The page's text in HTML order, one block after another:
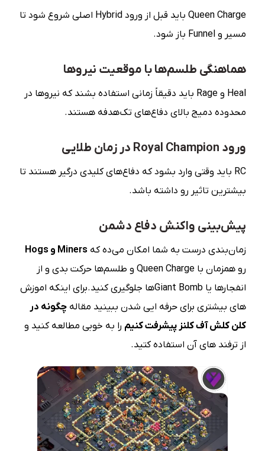
Queen Charge باید قبل از ورود Hybrid اصلی شروع شود تا
مسیر و Funnel باز شود.
هماهنگی طلسم‌ها با موقعیت نیروها
Heal و Rage باید دقیقاً زمانی استفاده بشند که نیروها در
محدوده دمیج بالای دفاع‌های تک‌هدفه هستند.
ورود Royal Champion در زمان طلایی
RC باید وقتی وارد بشود که دفاع‌های کلیدی درگیر هستند تا
بیشترین تاثیر رو داشته باشد.
پیش‌بینی واکنش دفاع دشمن
زمان‌بندی درست به شما امکان می‌ده کهMiners و Hogs
رو همزمان با Queen Charge و طلسم‌ها حرکت بدی و از
انفجارها یا Giant Bombها جلوگیری کنید.برای اینکه اموزش
های بیشتری برای حرفه ایی شدن ببینید مقالهچگونه در
کلن کلش آف کلنز پیشرفت کنیم را به خوبی مطالعه کنید و
از ترفند های آن استفاده کتید.